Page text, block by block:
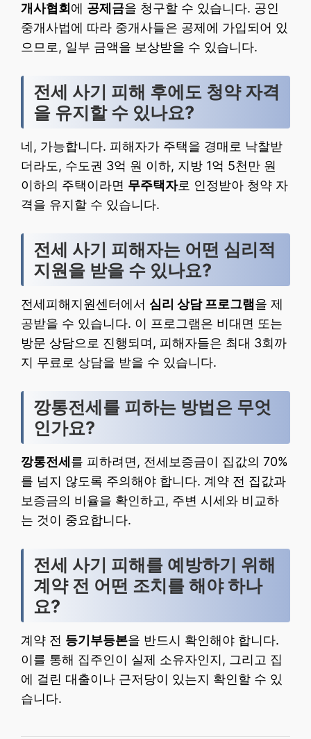
개사협회 에 공제금을 청구할 수 있습니다. 공인
중개사법에 따라 중개사들은 공제에 가입되어 있
으므로, 일부 금액을 보상받을 수 있습니다.
전세 사기 피해 후에도 청약 자격
을 유지할 수 있나요?
네, 가능합니다. 피해자가 주택을 경매로 낙찰받
더라도, 수도권 3억 원 이하, 지방 1억 5천만 원
이하의 주택이라면 무주택자로 인정받아 청약 자
격을 유지할 수 있습니다.
전세 사기 피해자는 어떤 심리적
지원을 받을 수 있나요?
전세피해지원센터에서 심리 상담 프로그램을 제
공받을 수 있습니다. 이 프로그램은 비대면 또는
방문 상담으로 진행되며, 피해자들은 최대 3회까
지 무료로 상담을 받을 수 있습니다.
깡통전세를 피하는 방법은 무엇
인가요?
깡통전세 를 피하려면, 전세보증금이 집값의 70%
를 넘지 않도록 주의해야 합니다. 계약 전 집값과
보증금의 비율을 확인하고, 주변 시세와 비교하
는 것이 중요합니다.
전세 사기 피해를 예방하기 위해
계약 전 어떤 조치를 해야 하나
요?
계약 전 등기부등본을 반드시 확인해야 합니다.
이를 통해 집주인이 실제 소유자인지, 그리고 집
에 걸린 대출이나 근저당이 있는지 확인할 수 있
습니다.